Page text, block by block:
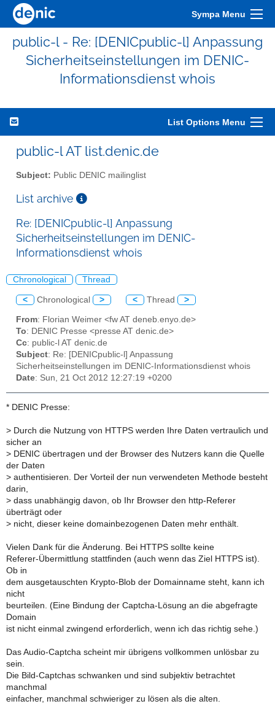
Sympa Menu
public-l - Re: [DENICpublic-l] Anpassung
Sicherheitseinstellungen im DENIC-
Informationsdienst whois
List Options Menu
public-l AT list.denic.de
Subject: Public DENIC mailinglist
List archive
Re: [DENICpublic-l] Anpassung
Sicherheitseinstellungen im DENIC-
Informationsdienst whois
Chronological Thread
< Chronological > < Thread >
From: Florian Weimer <fw AT deneb.enyo.de>
To: DENIC Presse <presse AT denic.de>
Cc: public-l AT denic.de
Subject: Re: [DENICpublic-l] Anpassung
Sicherheitseinstellungen im DENIC-Informationsdienst whois
Date: Sun, 21 Oct 2012 12:27:19 +0200
* DENIC Presse:
> Durch die Nutzung von HTTPS werden Ihre Daten vertraulich und
sicher an
> DENIC übertragen und der Browser des Nutzers kann die Quelle
der Daten
> authentisieren. Der Vorteil der nun verwendeten Methode besteht
darin,
> dass unabhängig davon, ob Ihr Browser den http-Referer
überträgt oder
> nicht, dieser keine domainbezogenen Daten mehr enthält.
Vielen Dank für die Änderung. Bei HTTPS sollte keine
Referer-Übermittlung stattfinden (auch wenn das Ziel HTTPS ist).
Ob in
dem ausgetauschten Krypto-Blob der Domainname steht, kann ich
nicht
beurteilen. (Eine Bindung der Captcha-Lösung an die abgefragte
Domain
ist nicht einmal zwingend erforderlich, wenn ich das richtig sehe.)
Das Audio-Captcha scheint mir übrigens vollkommen unlösbar zu
sein.
Die Bild-Captchas schwanken und sind subjektiv betrachtet
manchmal
einfacher, manchmal schwieriger zu lösen als die alten.